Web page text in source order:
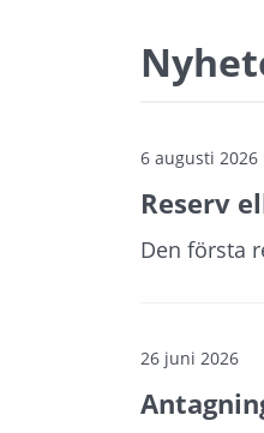
6 augusti 2026
Reserv
Den första
26 juni 2026